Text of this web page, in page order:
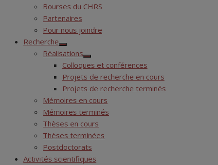
Bourses du CHRS
Partenaires
Pour nous joindre
Recherche
Show
sub
menu
Réalisations
Show
sub
menu
Colloques et conférences
Projets de recherche en cours
Projets de recherche terminés
Mémoires en cours
Mémoires terminés
Thèses en cours
Thèses terminées
Postdoctorats
Activités scientifiques